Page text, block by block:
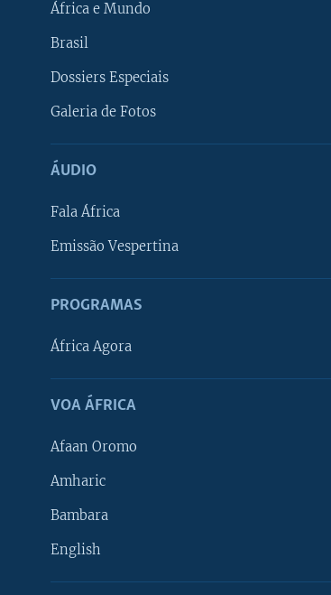
África e Mundo
Brasil
Dossiers Especiais
Galeria de Fotos
ÁUDIO
Fala África
Emissão Vespertina
PROGRAMAS
África Agora
VOA ÁFRICA
Afaan Oromo
Amharic
Bambara
English